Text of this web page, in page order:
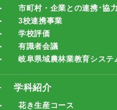
市町村・企業との連携･協
3校連携事業
学校評価
有識者会議
岐阜県域農林業教育システ
学科紹介
花き生産コース